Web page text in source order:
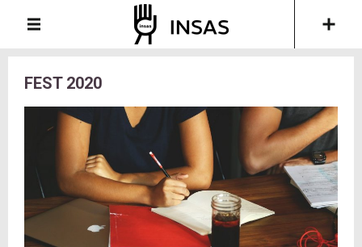
FEST 2020